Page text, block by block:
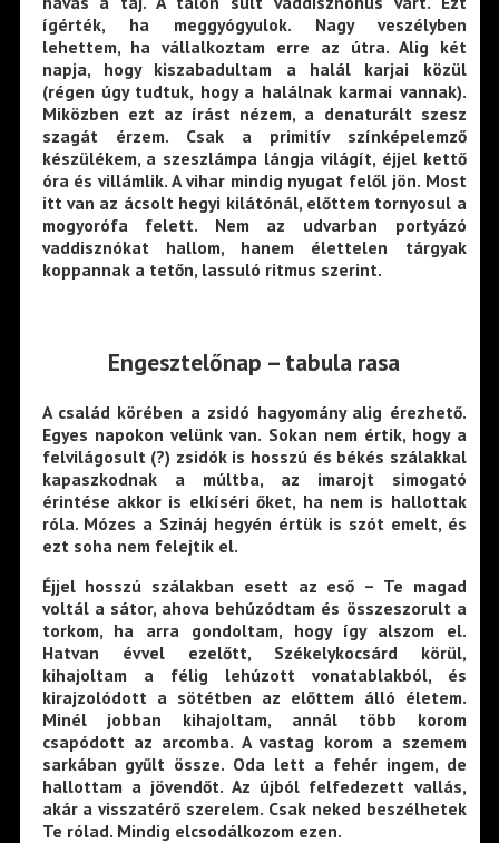
ígérték, ha meggyógyulok. Nagy veszélyben
lehettem, ha vállalkoztam erre az útra. Alig két
napja, hogy kiszabadultam a halál karjai közül
(régen úgy tudtuk, hogy a halálnak karmai vannak).
Miközben ezt az írást nézem, a denaturált szesz
szagát érzem. Csak a primitív színképelemző
készülékem, a szeszlámpa lángja világít, éjjel kettő
óra és villámlik. A vihar mindig nyugat felől jön. Most
itt van az ácsolt hegyi kilátónál, előttem tornyosul a
mogyorófa felett. Nem az udvarban portyázó
vaddisznókat hallom, hanem élettelen tárgyak
koppannak a tetőn, lassuló ritmus szerint.
Engesztelőnap – tabula rasa
A család körében a zsidó hagyomány alig érezhető.
Egyes napokon velünk van. Sokan nem értik, hogy a
felvilágosult (?) zsidók is hosszú és békés szálakkal
kapaszkodnak a múltba, az imarojt simogató
érintése akkor is elkíséri őket, ha nem is hallottak
róla. Mózes a Szináj hegyén értük is szót emelt, és
ezt soha nem felejtik el.
Éjjel hosszú szálakban esett az eső – Te magad
voltál a sátor, ahova behúzódtam és összeszorult a
torkom, ha arra gondoltam, hogy így alszom el.
Hatvan évvel ezelőtt, Székelykocsárd körül,
kihajoltam a félig lehúzott vonatablakból, és
kirajzolódott a sötétben az előttem álló életem.
Minél jobban kihajoltam, annál több korom
csapódott az arcomba. A vastag korom a szemem
sarkában gyűlt össze. Oda lett a fehér ingem, de
hallottam a jövendőt. Az újból felfedezett vallás,
akár a visszatérő szerelem. Csak neked beszélhetek
Te rólad. Mindig elcsodálkozom ezen.